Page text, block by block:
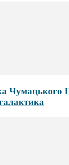
Чумацького